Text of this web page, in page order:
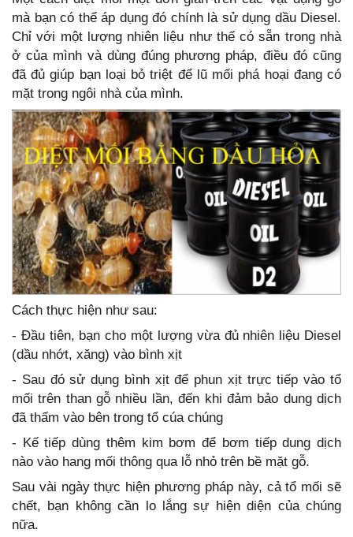
mà bạn có thể áp dụng đó chính là sử dụng dầu Diesel.
Chỉ với một lượng nhiên liệu như thế có sẵn trong nhà
ở của mình và dùng đúng phương pháp, điều đó cũng
đã đủ giúp bạn loại bỏ triệt để lũ mối phá hoại đang có
mặt trong ngôi nhà của mình.
Cách thực hiện như sau:
- Đầu tiên, bạn cho một lượng vừa đủ nhiên liệu Diesel
(dầu nhớt, xăng) vào bình xịt
- Sau đó sử dụng bình xịt để phun xịt trực tiếp vào tổ
mối trên than gỗ nhiều lần, đến khi đảm bảo dung dịch
đã thấm vào bên trong tổ cúa chúng
- Kế tiếp dùng thêm kim bơm để bơm tiếp dung dịch
nào vào hang mối thông qua lỗ nhỏ trên bề mặt gỗ.
Sau vài ngày thực hiện phương pháp này, cả tổ mối sẽ
chết, bạn không cần lo lắng sự hiện diện của chúng
nữa.